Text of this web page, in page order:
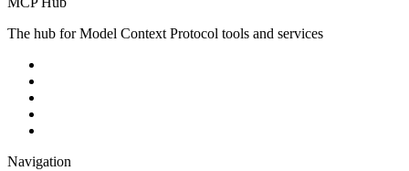
The hub for Model Context Protocol tools and services
Navigation